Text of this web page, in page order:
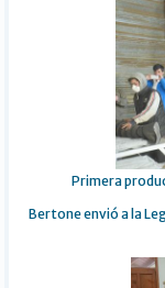
Primera
Bertone envió a la